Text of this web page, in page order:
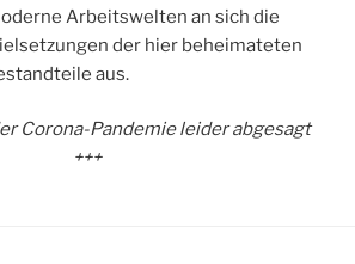
Arbeitswelten an sich die
der hier beheimateten
aus.
Corona-Pandemie leider abgesagt
+++